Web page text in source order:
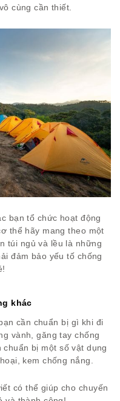
cùng cần thiết.
bạn tổ chức hoạt động
thể hãy mang theo một
túi ngủ và lều là những
đảm bảo yếu tố chống
khác
cần chuẩn bị gì khi đi
vành, găng tay chống
bị một số vật dụng
kem chống nắng.
có thể giúp cho chuyến